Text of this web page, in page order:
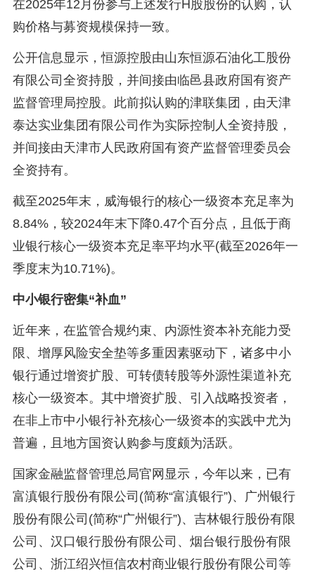
在2025年12月份参与上述发行H股股份的认购，认
购价格与募资规模保持一致。
公开信息显示，恒源控股由山东恒源石油化工股份
有限公司全资持股，并间接由临邑县政府国有资产
监督管理局控股。此前拟认购的津联集团，由天津
泰达实业集团有限公司作为实际控制人全资持股，
并间接由天津市人民政府国有资产监督管理委员会
全资持有。
截至2025年末，威海银行的核心一级资本充足率为
8.84%，较2024年末下降0.47个百分点，且低于商
业银行核心一级资本充足率平均水平(截至2026年一
季度末为10.71%)。
中小银行密集“补血”
近年来，在监管合规约束、内源性资本补充能力受
限、增厚风险安全垫等多重因素驱动下，诸多中小
银行通过增资扩股、可转债转股等外源性渠道补充
核心一级资本。其中增资扩股、引入战略投资者，
在非上市中小银行补充核心一级资本的实践中尤为
普遍，且地方国资认购参与度颇为活跃。
国家金融监督管理总局官网显示，今年以来，已有
富滇银行股份有限公司(简称“富滇银行”)、广州银行
股份有限公司(简称“广州银行”)、吉林银行股份有限
公司、汉口银行股份有限公司、烟台银行股份有限
公司、浙江绍兴恒信农村商业银行股份有限公司等